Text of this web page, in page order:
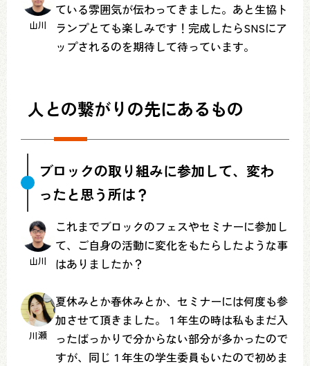
山川
ている雰囲気が伝わってきました。あと生協ト
ランプとても楽しみです！完成したらSNSにア
ップされるのを期待して待っています。
人との繋がりの先にあるもの
ブロックの取り組みに参加して、変わ
ったと思う所は？
山川
これまでブロックのフェスやセミナーに参加し
て、ご自身の活動に変化をもたらしたような事
はありましたか？
川瀬
夏休みとか春休みとか、セミナーには何度も参
加させて頂きました。１年生の時は私もまだ入
ったばっかりで分からない部分が多かったので
すが、同じ１年生の学生委員もいたので初めま